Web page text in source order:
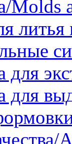
Molds
литья
для